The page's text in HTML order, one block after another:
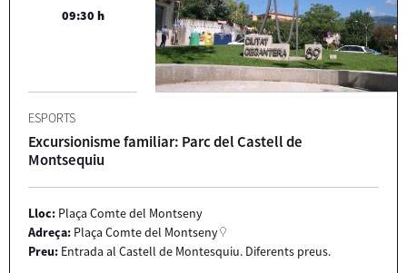
09:30 h
ESPORTS
Excursionisme familiar: Parc del Castell de
Montsequiu
Lloc: Plaça Comte del Montseny
Adreça: Plaça Comte del Montseny
Preu: Entrada al Castell de Montesquiu. Diferents preus.